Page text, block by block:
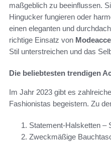
maßgeblich zu beeinflussen.
Hingucker fungieren oder
einen eleganten und
richtige Einsatz von
Stil unterstreichen und das
Die beliebtesten trendigen
Im Jahr 2023 gibt es zahlreiche
Fashionistas begeistern. Zu
Statement-Halsketten –
Zweckmäßige